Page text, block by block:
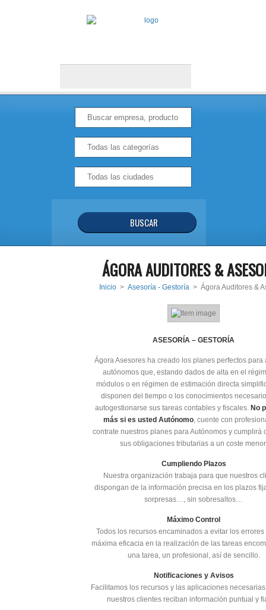
ÁGORA AUDITORES &
Inicio> Asesoría - Gestoría > Ágora Auditores &
ASESORÍA – GESTORÍA
Ágora Asesores ha creado los planes perfectos para
autónomos que, estando dados de alta en el
módulos o en régimen de estimación directa
disponen del tiempo o los conocimientos
autogestionarse sus tareas contables y fiscales. No
más si es usted Autónomo, cuente con
contrate nuestros planes para Autónomos y cumplirá
sus obligaciones tributarias a un coste
Cumpliendo Plazos
Nuestra organización trabaja para que nuestros
dispongan de la información precisa en los plazos
sorpresas…, sin sobresaltos…
Máximo Control
Todos los recursos encaminados a evitar los errores
máxima eficacia en la realización de las tareas
una tarea, un profesional, así de sencillo.
Notificaciones y Avisos
Facilitamos los recursos y las aplicaciones
nuestros clientes reciban información puntual y